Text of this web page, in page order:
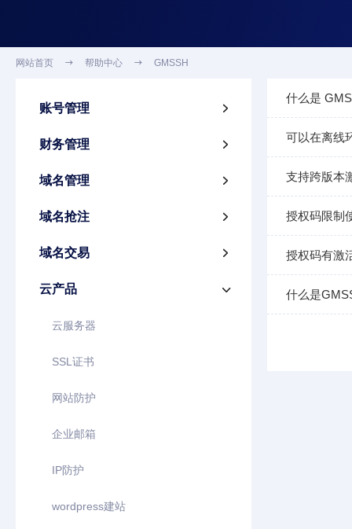
网站首页  帮助中心  GMSSH
账号管理 
财务管理 
域名管理 
域名抢注 
域名交易 
云产品 
云服务器
SSL证书
网站防护
企业邮箱
IP防护
wordpress建站
什么是
可以在离线
支持跨版本
授权码限制
授权码有激
什么是